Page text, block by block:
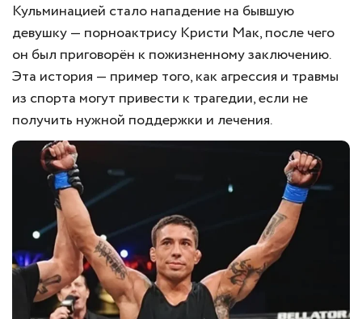
Кульминацией стало нападение на бывшую
девушку — порноактрису Кристи Мак, после чего
он был приговорён к пожизненному заключению.
Эта история — пример того, как агрессия и травмы
из спорта могут привести к трагедии, если не
получить нужной поддержки и лечения.